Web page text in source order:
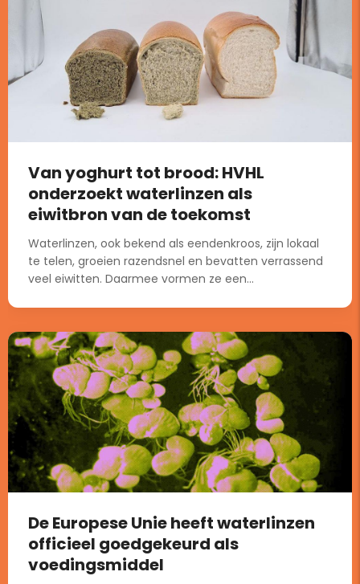
Van yoghurt tot brood: HVHL
onderzoekt waterlinzen als
eiwitbron van de toekomst
Waterlinzen, ook bekend als eendenkroos, zijn lokaal
te telen, groeien razendsnel en bevatten verrassend
veel eiwitten. Daarmee vormen ze een...
De Europese Unie heeft waterlinzen
officieel goedgekeurd als
voedingsmiddel